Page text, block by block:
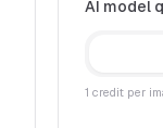
AI model
1 credit per